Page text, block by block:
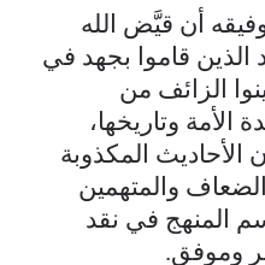
أن قيَّض الله
الذين قاموا بجهد في
الزائف من
الأمة وتاريخها،
الأحاديث المكذوبة
الضعاف والمتهمين
المنهج في نقد
وموفق.